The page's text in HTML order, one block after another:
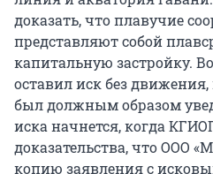
доказать, что плавучие
представляют собой
капитальную застройку.
оставил иск без
был должным образом
иска начнется, когда
доказательства, что ООО
копию заявления с